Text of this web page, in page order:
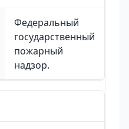
Федеральный
государственный
пожарный
надзор.